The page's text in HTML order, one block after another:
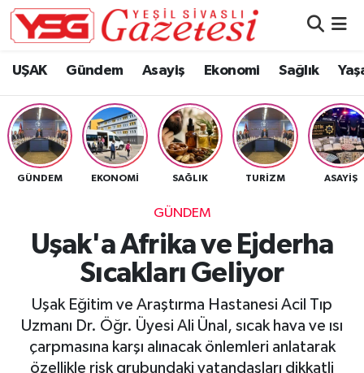
UŞAK Gündem Asayiş Ekonomi Sağlık
GÜNDEM EKONOMI SAĞLIK TURIZM ASAYIŞ
GÜNDEM
Uşak'a Afrika ve Ejderha
Sıcakları Geliyor
Uşak Eğitim ve Araştırma Hastanesi Acil Tıp
Uzmanı Dr. Öğr. Üyesi Ali Ünal, sıcak hava ve ısı
çarpmasına karşı alınacak önlemleri anlatarak
özellikle risk grubundaki vatandaşları dikkatli
Hava Durumu
Namaz Vakitleri
Trafik Durumu
Tüm Manşetler
Son Dakika Haberleri
Haber Arşivi